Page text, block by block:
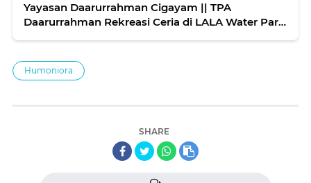
Yayasan Daarurrahman Cigayam || TPA
Daarurrahman Rekreasi Ceria di LALA Water Park
Humoniora
SHARE